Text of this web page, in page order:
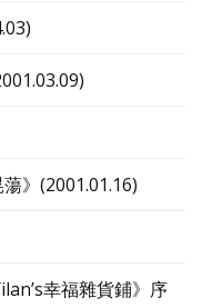
》(2001.01.16)
幸福雜貨鋪》序